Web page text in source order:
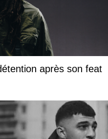
après son feat